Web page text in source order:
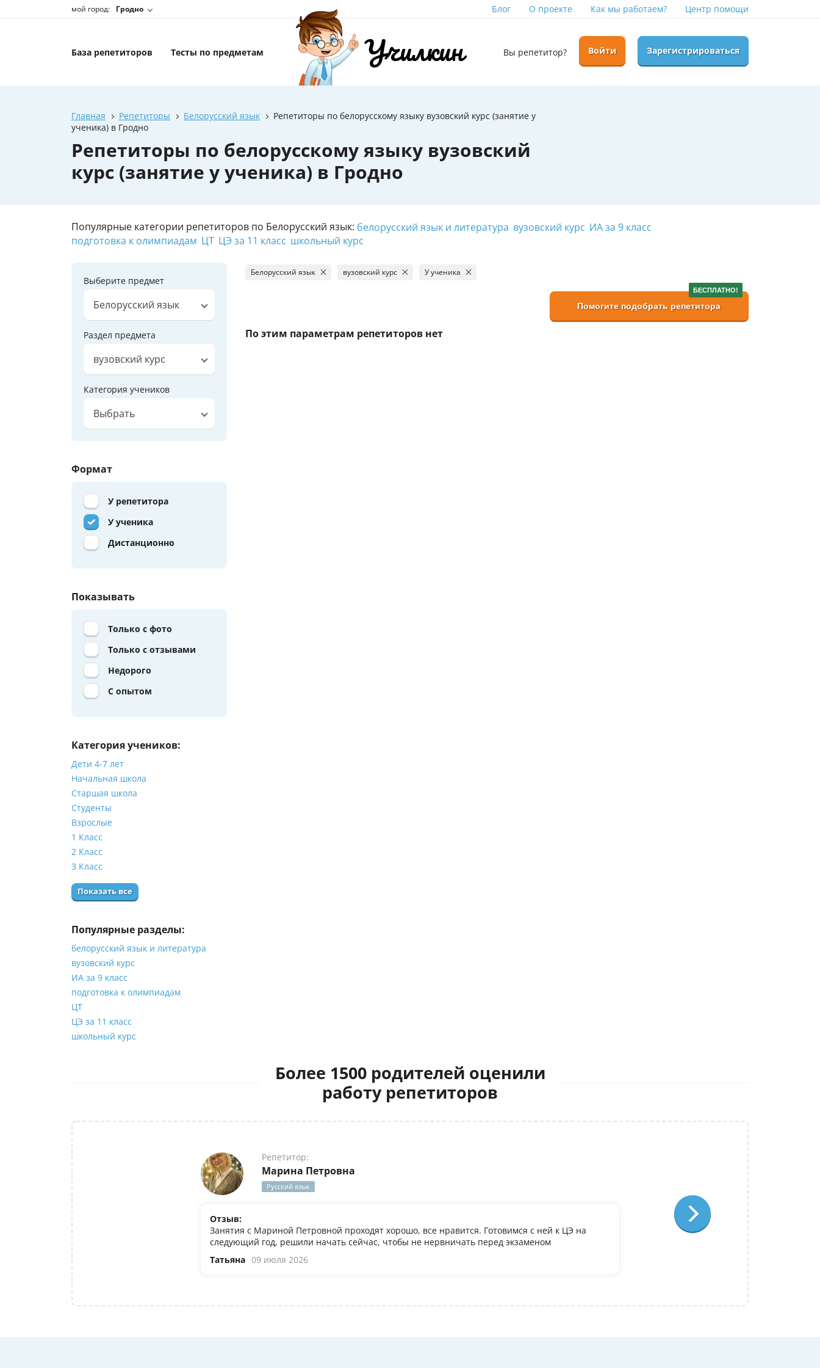
мой город: Гродно Блог О проекте Как мы работаем? Центр помощи
База репетиторов Тесты по предметам Вы репетитор? Войти Зарегистрироваться
Главная Репетиторы Белорусский язык
Репетиторы по белорусскому языку вузовский курс (занятие у
ученика) в Гродно
Репетиторы по белорусскому языку вузовский
курс (занятие у ученика) в Гродно
Популярные категории репетиторов по Белорусский язык: белорусский язык и литература вузовский курс ИА за 9 класс
подготовка к олимпиадам ЦТ ЦЭ за 11 класс школьный курс
Выберите предмет
Белорусский язык
Раздел предмета
вузовский курс
Категория учеников
Выбрать
Формат
У репетитора
У ученика
Дистанционно
Показывать
Только с фото
Только с отзывами
Недорого
С опытом
Категория учеников:
Дети 4-7 лет
Начальная школа
Старшая школа
Студенты
Взрослые
1 Класс
2 Класс
3 Класс
Показать все
Популярные разделы:
белорусский язык и литература
вузовский курс
ИА за 9 класс
подготовка к олимпиадам
ЦТ
ЦЭ за 11 класс
школьный курс
Белорусский язык вузовский курс У ученика
БЕСПЛАТНО!
Помогите подобрать репетитора
По этим параметрам репетиторов нет
Более 1500 родителей оценили
работу репетиторов
Репетитор:
Марина Петровна
Русский язык
Отзыв:
Занятия с Мариной Петровной проходят хорошо, все нравится. Готовимся с ней к ЦЭ на
следующий год, решили начать сейчас, чтобы не нервничать перед экзаменом
Татьяна 09 июля 2026
Лариса Степановна
Французский язык
По занятиям с Ларисой Степановной у
преподаватель, очень довольна, что